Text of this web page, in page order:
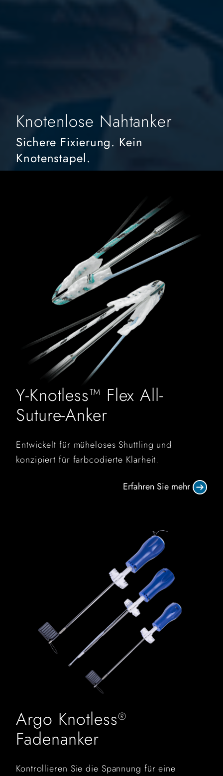
Knotenlose Nahtanker
Sichere Fixierung. Kein
Knotenstapel.
Y-Knotless™ Flex All-
Suture-Anker
Entwickelt für müheloses Shuttling und
konzipiert für farbcodierte Klarheit.
Erfahren Sie mehr
Argo Knotless®
Fadenanker
Kontrollieren Sie die Spannung für eine